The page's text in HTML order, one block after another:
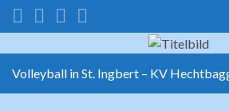
Volleyball in St. Ingbert – KV